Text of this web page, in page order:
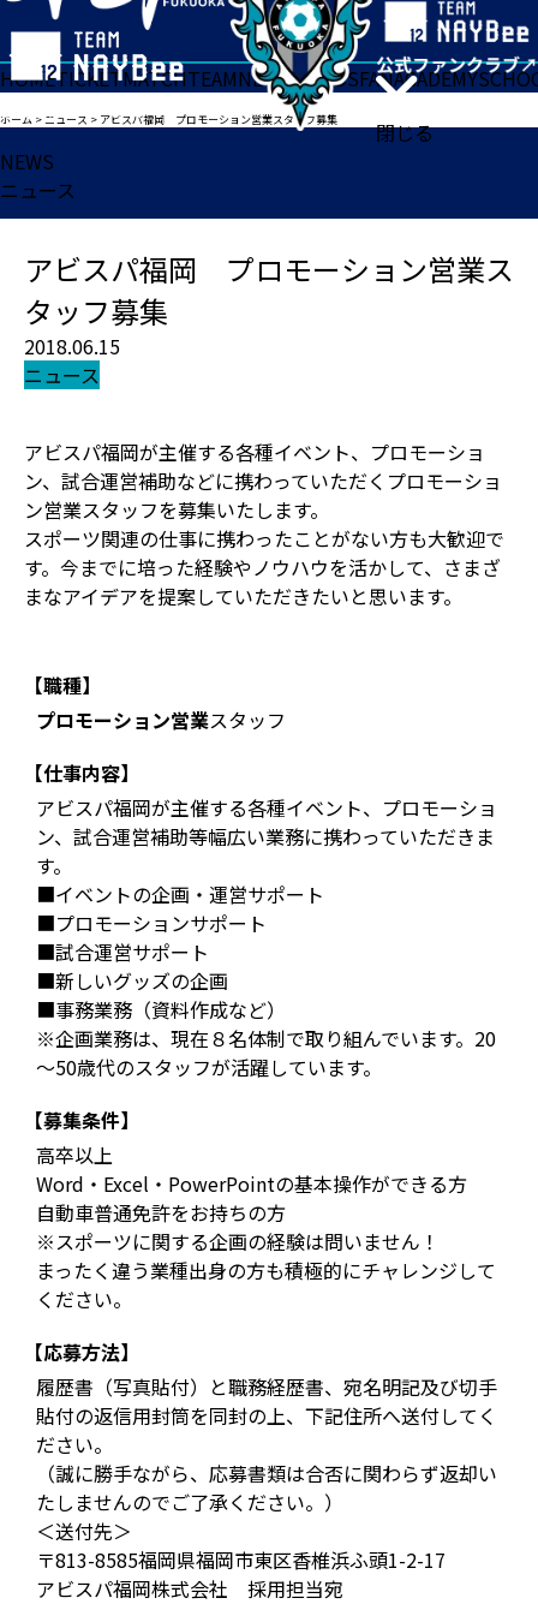
閉じる
HOMETICKETMATCHTEAMNEWSGOODSFANACADEMY
ホーム >ニュース > アビスパ福岡 プロモーション営業スタッフ募集
NEWS
ニュース
アビスパ福岡 プロモーション営業ス
タッフ募集
2018.06.15
ニュース
アビスパ福岡が主催する各種イベント、プロモーショ
ン、試合運営補助などに携わっていただくプロモーショ
ン営業スタッフを募集いたします。
スポーツ関連の仕事に携わったことがない方も大歓迎で
す。今までに培った経験やノウハウを活かして、さまざ
まなアイデアを提案していただきたいと思います。
【職種】
プロモーション営業スタッフ
【仕事内容】
アビスパ福岡が主催する各種イベント、プロモーショ
ン、試合運営補助等幅広い業務に携わっていただきま
す。
■イベントの企画・運営サポート
■プロモーションサポート
■試合運営サポート
■新しいグッズの企画
■事務業務（資料作成など）
※企画業務は、現在８名体制で取り組んでいます。20
～50歳代のスタッフが活躍しています。
【募集条件】
高卒以上
Word・Excel・PowerPointの基本操作ができる方
自動車普通免許をお持ちの方
※スポーツに関する企画の経験は問いません！
まったく違う業種出身の方も積極的にチャレンジして
ください。
【応募方法】
履歴書（写真貼付）と職務経歴書、宛名明記及び切手
貼付の返信用封筒を同封の上、下記住所へ送付してく
ださい。
（誠に勝手ながら、応募書類は合否に関わらず返却い
たしませんのでご了承ください。）
＜送付先＞
〒813-8585福岡県福岡市東区香椎浜ふ頭1-2-17
アビスパ福岡株式会社 採用担当宛